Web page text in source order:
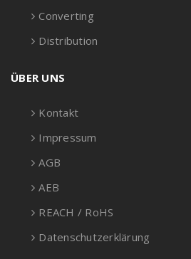
Converting
Distribution
ÜBER UNS
Kontakt
Impressum
AGB
AEB
REACH / RoHS
Datenschutzerklärung